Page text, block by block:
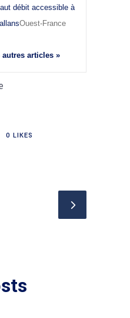
débit accessible à
Ouest-France
autres articles »
0 LIKES